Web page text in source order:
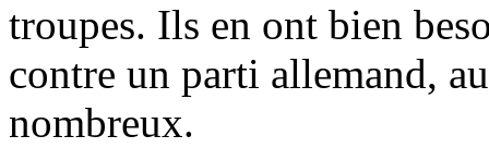
troupes. Ils en ont bien
contre un parti allemand,
nombreux.